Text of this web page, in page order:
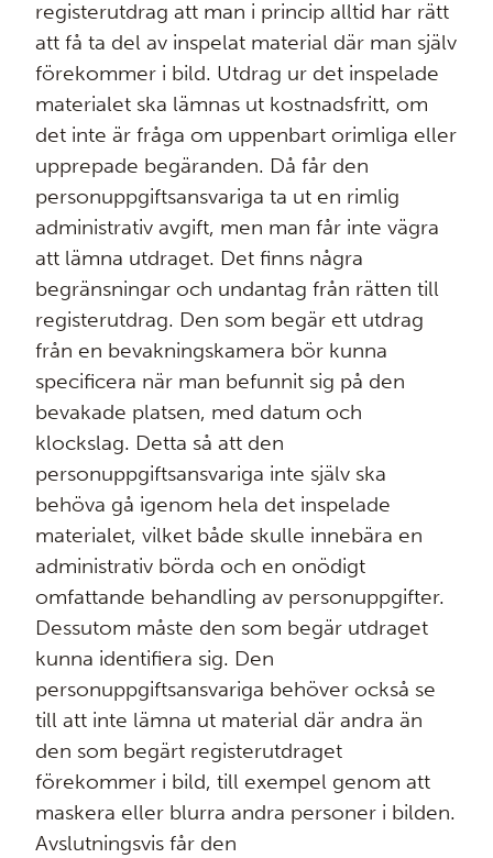
registerutdrag att man i princip alltid har rätt
att få ta del av inspelat material där man själv
förekommer i bild. Utdrag ur det inspelade
materialet ska lämnas ut kostnadsfritt, om
det inte är fråga om uppenbart orimliga eller
upprepade begäranden. Då får den
personuppgiftsansvariga ta ut en rimlig
administrativ avgift, men man får inte vägra
att lämna utdraget. Det finns några
begränsningar och undantag från rätten till
registerutdrag. Den som begär ett utdrag
från en bevakningskamera bör kunna
specificera när man befunnit sig på den
bevakade platsen, med datum och
klockslag. Detta så att den
personuppgiftsansvariga inte själv ska
behöva gå igenom hela det inspelade
materialet, vilket både skulle innebära en
administrativ börda och en onödigt
omfattande behandling av personuppgifter.
Dessutom måste den som begär utdraget
kunna identifiera sig. Den
personuppgiftsansvariga behöver också se
till att inte lämna ut material där andra än
den som begärt registerutdraget
förekommer i bild, till exempel genom att
maskera eller blurra andra personer i bilden.
Avslutningsvis får den